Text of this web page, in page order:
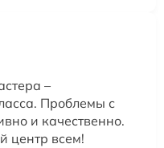
–
Проблемы с
и качественно.
центр всем!